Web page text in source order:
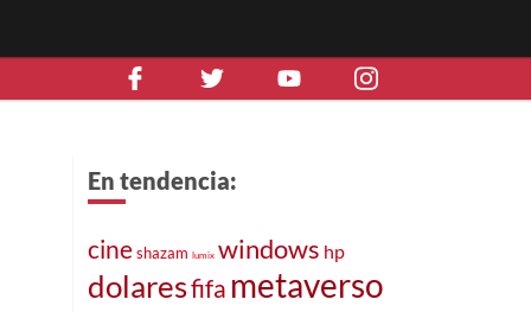
En tendencia:
cineshazam lumix windows hp
dolaresfifa metaverso